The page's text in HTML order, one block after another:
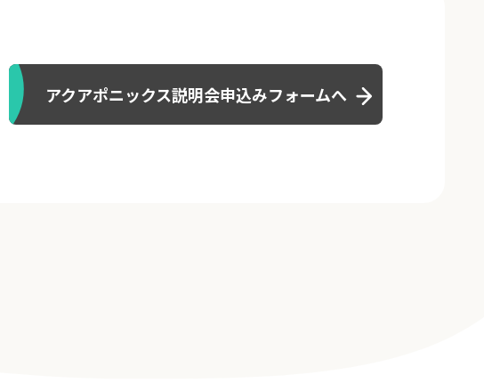
アクアポニックス説明会申込みフォームへ